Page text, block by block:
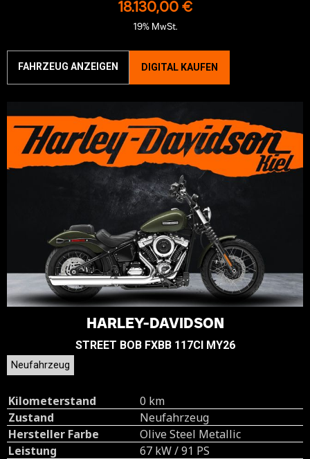
18.130,00 €
19% MwSt.
FAHRZEUG ANZEIGEN DIGITAL KAUFEN
HARLEY-DAVIDSON
STREET BOB FXBB 117CI MY26
Neufahrzeug
Kilometerstand
0 km
Zustand
Neufahrzeug
Hersteller Farbe
Olive Steel Metallic
Leistung
67 kW / 91 PS